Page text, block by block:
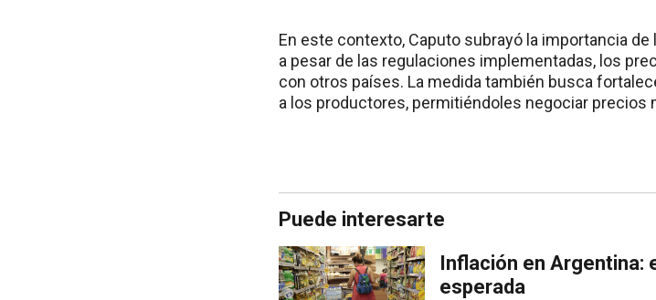
En este contexto, Caputo subrayó la importancia
a pesar de las regulaciones implementadas, los
con otros países. La medida también busca
a los productores, permitiéndoles negociar
Puede interesarte
Inflación en Argentina:
esperada